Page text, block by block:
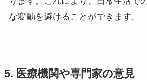
な変動を避けることができます。
5. 医療機関や専門家の意見